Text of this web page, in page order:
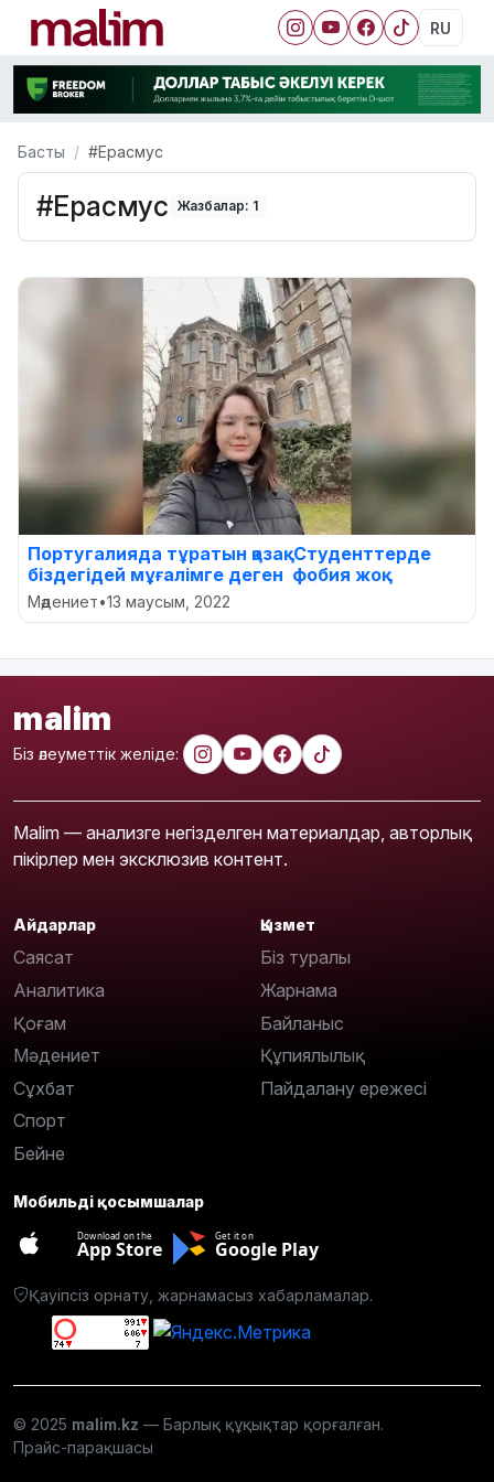
RU
Басты #Ерасмус
#Ерасмус Жазбалар: 1
Португалияда тұратын қазақ: Студенттерде
біздегідей мұғалімге деген фобия жоқ
Мәдениет•13 маусым, 2022
malim
Біз әлеуметтік желіде:
Malim — анализге негізделген материалдар, авторлық
пікірлер мен эксклюзив контент.
Айдарлар
Саясат
Аналитика
Қоғам
Мәдениет
Сұхбат
Спорт
Бейне
Қызмет
Біз туралы
Жарнама
Байланыс
Құпиялылық
Пайдалану ережесі
Мобильді қосымшалар
Download on the
App Store
Get it on
Google Play
Қауіпсіз орнату, жарнамасыз хабарламалар.
© 2025 malim.kz — Барлық құқықтар қорғалған.
Прайс-парақшасы